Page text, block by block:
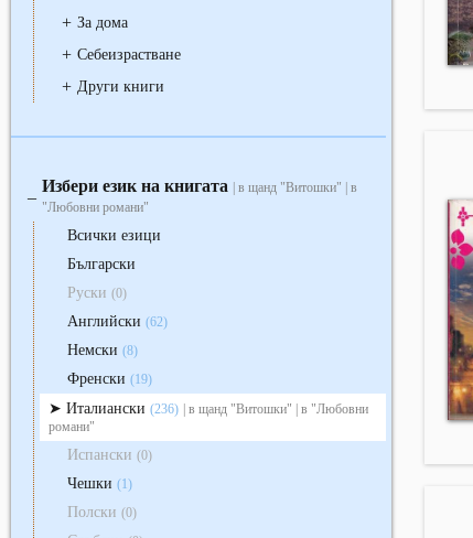
+ За дома
+ Себеизрастване
+ Други книги
‒
Избери език на книгата
| в щанд "Витошки" | в
"Любовни романи"
Всички езици
Български
Руски (0)
Английски (62)
Немски (8)
Френски (19)
Италиански (236)
| в щанд "Витошки" | в "Любовни
романи"
Испански (0)
Чешки (1)
Полски (0)